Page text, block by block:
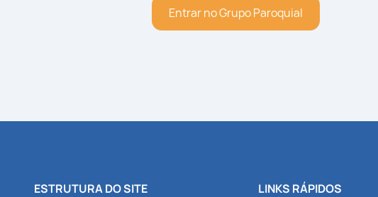
Entrar no Grupo Paroquial
ESTRUTURA DO SITE LINKS RÁPIDOS